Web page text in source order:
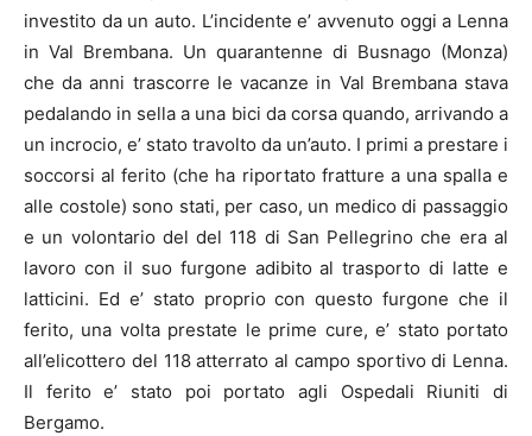
investito da un auto. L’incidente e’ avvenuto oggi a Lenna
in Val Brembana. Un quarantenne di Busnago (Monza)
che da anni trascorre le vacanze in Val Brembana stava
pedalando in sella a una bici da corsa quando, arrivando a
un incrocio, e’ stato travolto da un’auto. I primi a prestare i
soccorsi al ferito (che ha riportato fratture a una spalla e
alle costole) sono stati, per caso, un medico di passaggio
e un volontario del del 118 di San Pellegrino che era al
lavoro con il suo furgone adibito al trasporto di latte e
latticini. Ed e’ stato proprio con questo furgone che il
ferito, una volta prestate le prime cure, e’ stato portato
all’elicottero del 118 atterrato al campo sportivo di Lenna.
Il ferito e’ stato poi portato agli Ospedali Riuniti di
Bergamo.